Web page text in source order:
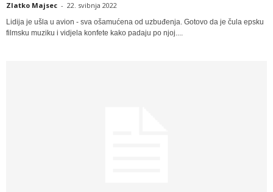
Zlatko Majsec - 22. svibnja 2022
Lidija je ušla u avion - sva ošamućena od uzbuđenja. Gotovo da je čula epsku
filmsku muziku i vidjela konfete kako padaju po njoj....